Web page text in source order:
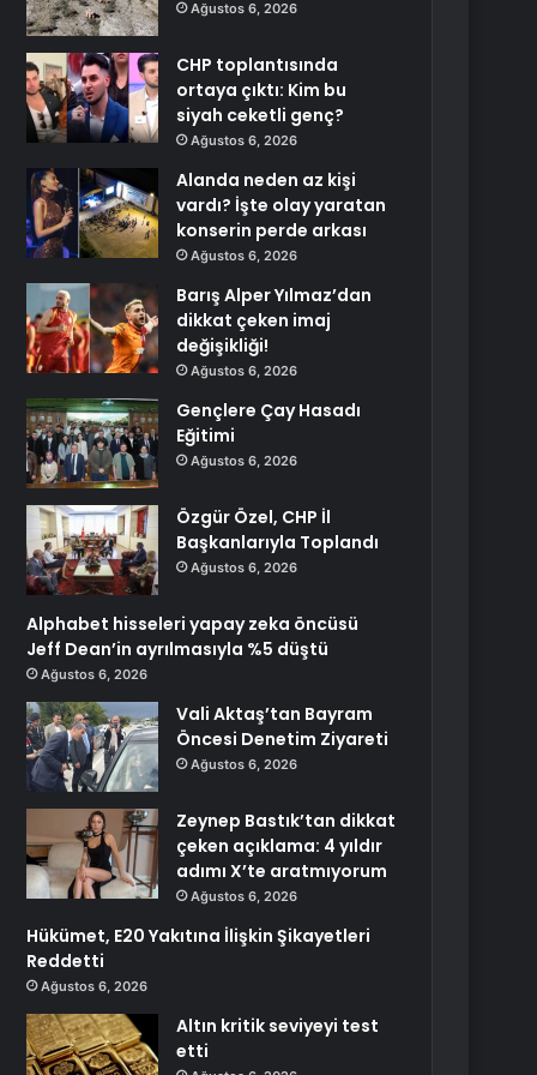
Ağustos 6, 2026
CHP toplantısında
ortaya çıktı: Kim bu
siyah ceketli genç?
Ağustos 6, 2026
Alanda neden az kişi
vardı? İşte olay yaratan
konserin perde arkası
Ağustos 6, 2026
Barış Alper Yılmaz’dan
dikkat çeken imaj
değişikliği!
Ağustos 6, 2026
Gençlere Çay Hasadı
Eğitimi
Ağustos 6, 2026
Özgür Özel, CHP İl
Başkanlarıyla Toplandı
Ağustos 6, 2026
Alphabet hisseleri yapay zeka öncüsü
Jeff Dean’in ayrılmasıyla %5 düştü
Ağustos 6, 2026
Vali Aktaş’tan Bayram
Öncesi Denetim Ziyareti
Ağustos 6, 2026
Zeynep Bastık’tan dikkat
çeken açıklama: 4 yıldır
adımı X’te aratmıyorum
Ağustos 6, 2026
Hükümet, E20 Yakıtına İlişkin Şikayetleri
Reddetti
Ağustos 6, 2026
Altın kritik seviyeyi test
etti